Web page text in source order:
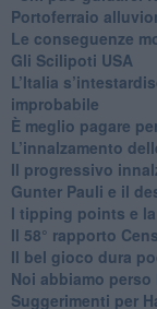
​Portoferraio
Le conseguenze
​Gli Scilipoti USA
L’Italia
improbabile
È meglio pagare
​L’innalzamento
​Il progressivo
​Gunter Pauli e il
I tipping points e
​Il 58° rapporto
​Il bel gioco dura
Noi abbiamo perso
Suggerimenti per